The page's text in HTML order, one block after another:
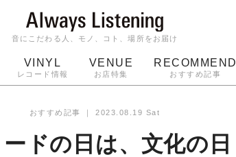
音にこだわる人、モノ、コト、場所をお届け
VINYL
レコード情報
VENUE
お店特集
RECOMMEND
おすすめ記事
ターンテーブル
おすすめ記事 ｜2023.08.19 Sat
ドの日は、文化の日